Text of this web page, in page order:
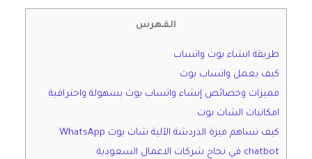
الفهرس
طريقة انشاء بوت واتساب
كيف يعمل واتساب بوت
مميزات وخصائص إنشاء واتساب بوت بسهولة واحترافية
امكانيات الشات بوت
كيف تساهم ميزة الدردشة الآلية شات بوت WhatsApp
chatbot في نجاح شركات الاعمال السعودية